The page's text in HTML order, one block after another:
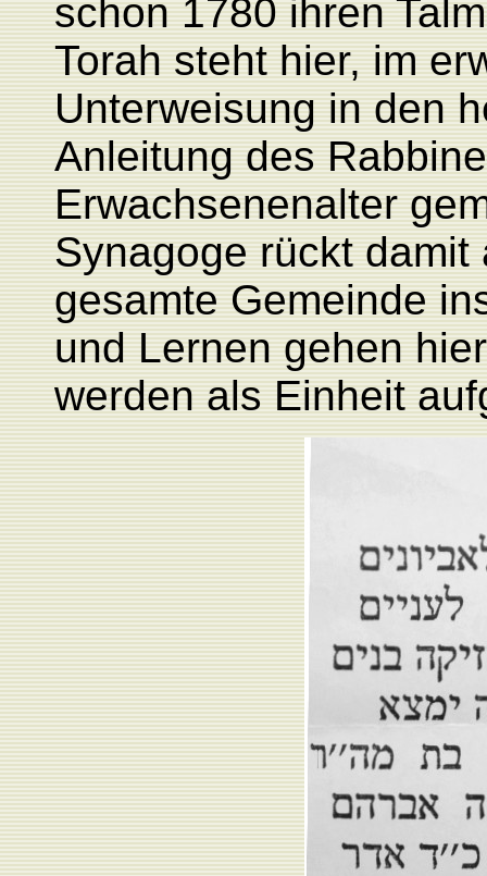
schon 1780 ihren
Torah steht hier, im
Unterweisung in den
Anleitung des
Erwachsenenalter
Synagoge rückt
gesamte Gemeinde
und Lernen gehen
werden als Einheit